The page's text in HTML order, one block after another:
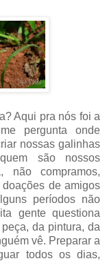
Aqui pra nós foi a
pergunta onde
nossas galinhas
são nossos
não compramos,
doações de amigos
períodos não
gente questiona
da pintura, da
vê. Preparar a
todos os dias,